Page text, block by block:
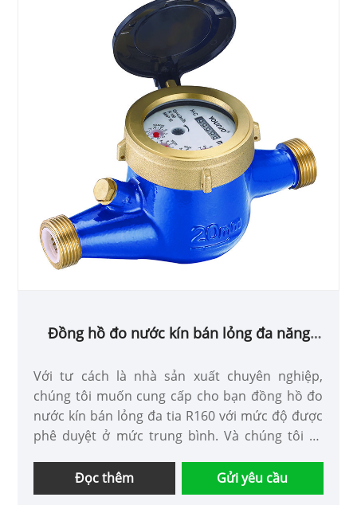
Đồng hồ đo nước kín bán lỏng đa năng
Với tư cách là nhà sản xuất chuyên nghiệp,
chúng tôi muốn cung cấp cho bạn đồng hồ đo
nước kín bán lỏng đa tia R160 với mức độ được
phê duyệt ở mức trung bình. Và chúng tôi sẽ
và giao hàng kịp thời.
Đọc thêm Gửi yêu cầu